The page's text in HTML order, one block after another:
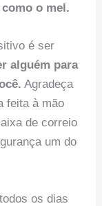
o mel.
é ser
alguém para
Agradeça
feita à mão
de correio
um do
os dias